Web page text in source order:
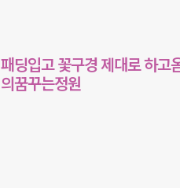
패딩입고 꽃구경 제대로 하
의꿈꾸는정원